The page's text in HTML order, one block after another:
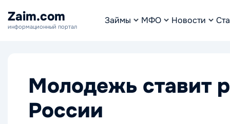
Zaim.com
информационный портал
Займы МФО Новости
Молодежь ставит
России